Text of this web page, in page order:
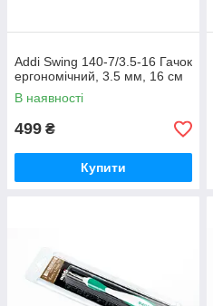
Addi Swing 140-7/3.5-16 Гачок
ергономічний, 3.5 мм, 16 см
В наявності
499 ₴
Купити